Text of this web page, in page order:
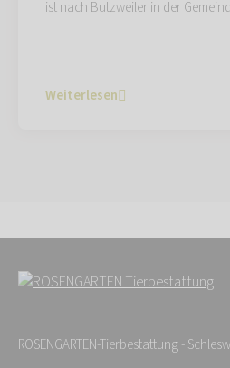
ist nach Butzweiler in der
Weiterlesen
ROSENGARTEN-Tierbestattung -